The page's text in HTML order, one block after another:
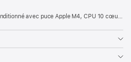
Apple M4, CPU 10 cœurs et GPU 10 cœurs, Gigabit Ethernet - Argent